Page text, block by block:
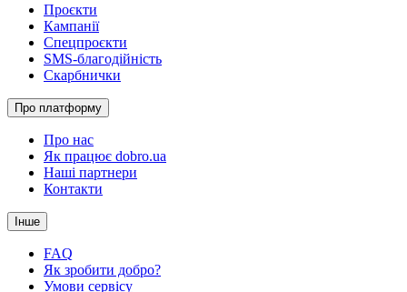
Проєкти
Кампанії
Спецпроєкти
SMS-благодійність
Скарбнички
Про платформу
Про нас
Як працює dobro.ua
Наші партнери
Контакти
Інше
FAQ
Як зробити добро?
Умови сервісу